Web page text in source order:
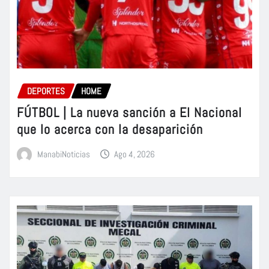
DEPORTES HOME
FÚTBOL | La nueva sanción a El Nacional
que lo acerca con la desaparición
ManabiNoticias Ago 4, 2026